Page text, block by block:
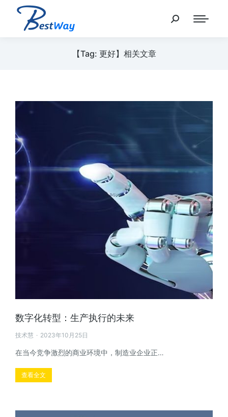
【Tag: 更好】相关文章
数字化转型：生产执行的未来
技术慧 2023年10月25日
在当今竞争激烈的商业环境中，制造业企业正…
查看全文